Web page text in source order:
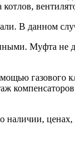
В данном
Муфта
ценах,